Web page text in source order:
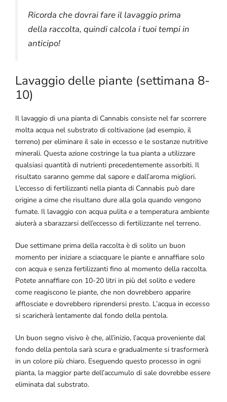
Ricorda che dovrai fare il lavaggio prima
della raccolta, quindi calcola i tuoi tempi in
anticipo!
Lavaggio delle piante (settimana 8-
10)
Il lavaggio di una pianta di Cannabis consiste nel far scorrere
molta acqua nel substrato di coltivazione (ad esempio, il
terreno) per eliminare il sale in eccesso e le sostanze nutritive
minerali. Questa azione costringe la tua pianta a utilizzare
qualsiasi quantità di nutrienti precedentemente assorbiti. Il
risultato saranno gemme dal sapore e dall’aroma migliori.
L’eccesso di fertilizzanti nella pianta di Cannabis può dare
origine a cime che risultano dure alla gola quando vengono
fumate. Il lavaggio con acqua pulita e a temperatura ambiente
aiuterà a sbarazzarsi dell’eccesso di fertilizzante nel terreno.
Due settimane prima della raccolta è di solito un buon
momento per iniziare a sciacquare le piante e annaffiare solo
con acqua e senza fertilizzanti fino al momento della raccolta.
Potete annaffiare con 10-20 litri in più del solito e vedere
come reagiscono le piante, che non dovrebbero apparire
afflosciate e dovrebbero riprendersi presto. L’acqua in eccesso
si scaricherà lentamente dal fondo della pentola.
Un buon segno visivo è che, all’inizio, l’acqua proveniente dal
fondo della pentola sarà scura e gradualmente si trasformerà
in un colore più chiaro. Eseguendo questo processo in ogni
pianta, la maggior parte dell’accumulo di sale dovrebbe essere
eliminata dal substrato.